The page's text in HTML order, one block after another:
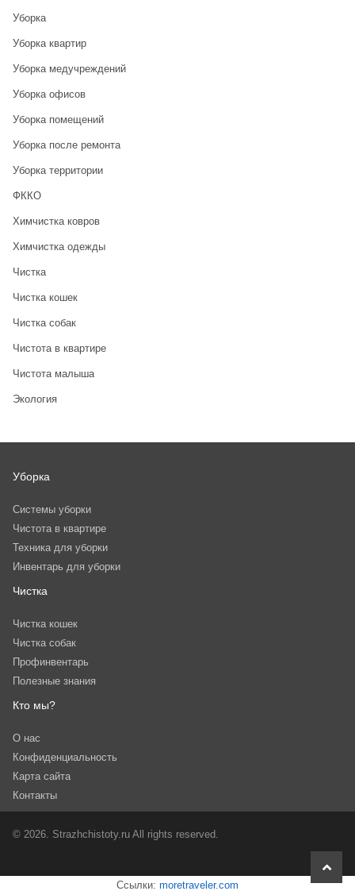
Уборка
Уборка квартир
Уборка медучреждений
Уборка офисов
Уборка помещений
Уборка после ремонта
Уборка территории
ФККО
Химчистка ковров
Химчистка одежды
Чистка
Чистка кошек
Чистка собак
Чистота в квартире
Чистота малыша
Экология
Уборка
Системы уборки
Чистота в квартире
Техника для уборки
Инвентарь для уборки
Чистка
Чистка кошек
Чистка собак
Профинвентарь
Полезные знания
Кто мы?
О нас
Конфиденциальность
Карта сайта
Контакты
© 2026. Strazhchistoty.ru All rights reserved.
Ссылки: moretraveler.com